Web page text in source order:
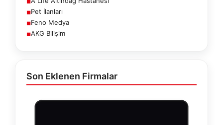
■
■Pet İlanları
■Feno Medya
■AKG Bilişim
Son Eklenen Firmalar